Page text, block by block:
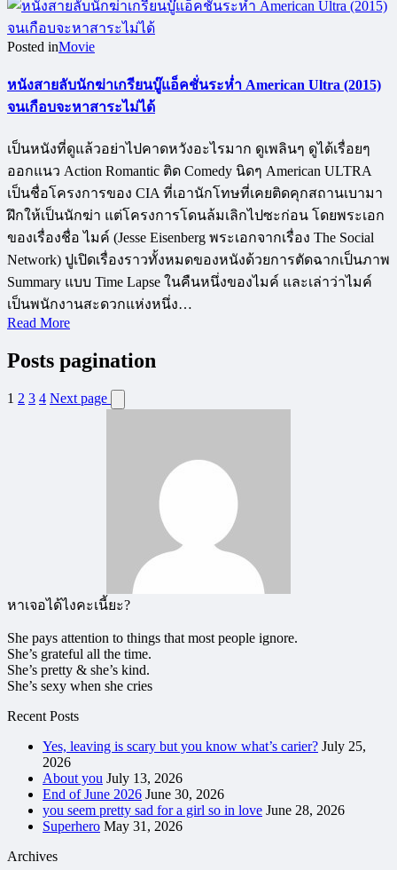
Posted inMovie
หนังสายลับนักฆ่าเกรียนบู๊แอ็คชั่นระห่ำ American Ultra (2015)
จนเกือบจะหาสาระไม่ได้
เป็นหนังที่ดูแล้วอย่าไปคาดหวังอะไรมาก ดูเพลินๆ ดูได้เรื่อยๆ
ออกแนว Action Romantic ติด Comedy นิดๆ American ULTRA
เป็นชื่อโครงการของ CIA ที่เอานักโทษที่เคยติดคุกสถานเบามา
ฝึกให้เป็นนักฆ่า แต่โครงการโดนล้มเลิกไปซะก่อน โดยพระเอก
ของเรื่องชื่อ ไมค์ (Jesse Eisenberg พระเอกจากเรื่อง The Social
Network) ปูเปิดเรื่องราวทั้งหมดของหนังด้วยการตัดฉากเป็นภาพ
Summary แบบ Time Lapse ในคืนหนึ่งของไมค์ และเล่าว่าไมค์
เป็นพนักงานสะดวกแห่งหนึ่ง…
Read More
Posts pagination
1 2 3 4 Next page
หาเจอได้ไงคะเนี้ยะ?
She pays attention to things that most people ignore.
She’s grateful all the time.
She’s pretty & she’s kind.
She’s sexy when she cries
Recent Posts
Yes, leaving is scary but you know what’s carier? July 25,
2026
About you July 13, 2026
End of June 2026 June 30, 2026
you seem pretty sad for a girl so in love June 28, 2026
Superhero May 31, 2026
Archives